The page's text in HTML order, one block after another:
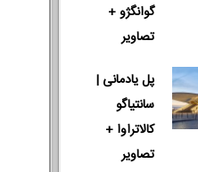
گوانگژو +
تصاویر
پل یادمانی |
سانتیاگو
کالاتراوا +
تصاویر